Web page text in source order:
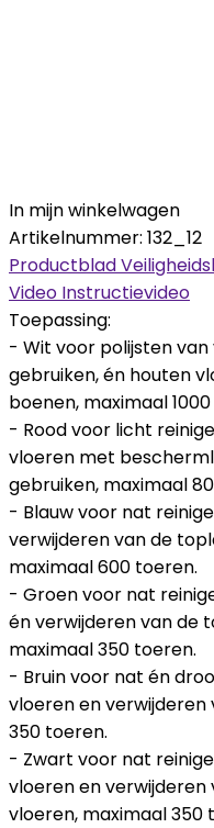
In mijn winkelwagen
Artikelnummer: 132_12
Productblad
Video Instructievideo
Toepassing:
- Wit voor polijsten
gebruiken, én houten
boenen, maximaal
- Rood voor licht
vloeren met
gebruiken, maximaal
- Blauw voor nat
verwijderen van de
maximaal 600 toeren.
- Groen voor nat
én verwijderen van de
maximaal 350 toeren.
- Bruin voor nat én
vloeren en
350 toeren.
- Zwart voor nat
vloeren en
vloeren, maximaal 350